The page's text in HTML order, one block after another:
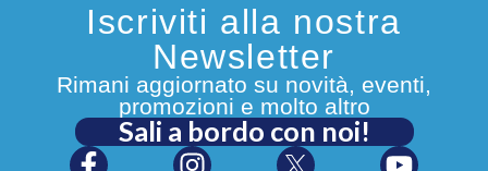
Iscriviti alla nostra
Newsletter
Rimani aggiornato su novità, eventi,
promozioni e molto altro
Sali a bordo con noi!